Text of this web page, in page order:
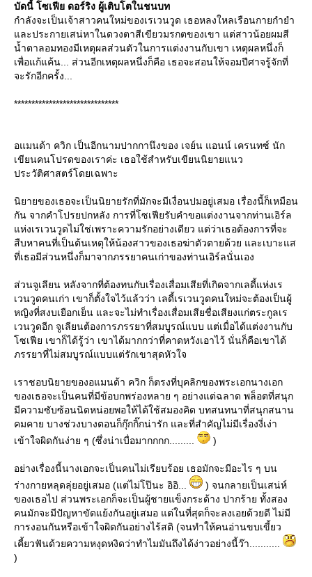
บัดนี้ โซเฟีย ดอร์ริง ผู้เติบโตในชนบท
กำลังจะเป็นเจ้าสาวคนใหม่ของเรเวนวูด เธอหลงใหลเรือนกายกำยำ
ละประกายเสน่หาในดวงตาสีเขียวมรกตของเขา แต่สาวน้อยผมสี
น้ำตาลอมทองมีเหตุผลส่วนตัวในการแต่งงานกับเขา เหตุผลหนึ่งก็
เพื่อแก้แค้น... ส่วนอีกเหตุผลหนึ่งก็คือ เธอจะสอนให้จอมปีศาจรู้จักที่
จะรักอีกครั้ง...
******************************
อแมนด้า ควิก เป็นอีกนามปากกานึงของ เจย์น แอนน์ เครนทซ์ นัก
เขียนคนโปรดของเราค่ะ เธอใช้สำหรับเขียนนิยายแนว
ประวัติศาสตร์โดยเฉพาะ
นิยายของเธอจะเป็นนิยายรักที่มักจะมีเงื่อนปมอยู่เสมอ เรื่องนี้ก็เหมือน
กัน จากคำโปรยปกหลัง การที่โซเฟียรับคำขอแต่งงานจากท่านเอิร์ล
ห่งเรเวนวูดไม่ใช่เพราะความรักอย่างเดียว แต่ว่าเธอต้องการที่จะ
สืบหาคนที่เป็นต้นเหตุให้น้องสาวของเธอฆ่าตัวตายด้วย และเบาะแส
ที่เธอมีส่วนหนึ่งก็มาจากภรรยาคนเก่าของท่านเอิร์ลนั่นเอง
ส่วนจูเลียน หลังจากที่ต้องทนกับเรื่องเสื่อมเสียที่เกิดจากเลดี้แห่งเร
เวนวูดคนเก่า เขาก็ตั้งใจไว้แล้วว่า เลดี้เรเวนวูดคนใหม่จะต้องเป็นผู้
หญิงที่สงบเยือกเย็น และจะไม่ทำเรื่องเสื่อมเสียชื่อเสียงแก่ตระกูลเร
เวนวูดอีก จูเลียนต้องการภรรยาที่สมบูรณ์แบบ แต่เมื่อได้แต่งงานกับ
ซเฟีย เขาก็ได้รู้ว่า เขาได้มากกว่าที่คาดหวังเอาไว้ นั่นก็คือเขาได้
ภรรยาที่ไม่สมบูรณ์แบบแต่รักเขาสุดหัวใจ
เราชอบนิยายของอแมนด้า ควิก ก็ตรงที่บุคลิกของพระเอกนางเอก
ของเธอจะเป็นคนที่มีข้อบกพร่องหลาย ๆ อย่างแต่ฉลาด พล็อตที่สนุก
มีความซับซ้อนนิดหน่อยพอให้ได้ใช้สมองคิด บทสนทนาที่สนุกสนาน
คมคาย บางช่วงบางตอนก็กุ๊กกิ๊กน่ารัก และที่สำคัญไม่มีเรื่องงี่เง่า
เข้าใจผิดกันง่าย ๆ (ซึ่งน่าเบื่อมากกกก.........
)
อย่างเรื่องนี้นางเอกจะเป็นคนไม่เรียบร้อย เธอมักจะมีอะไร ๆ บน
ร่างกายหลุดลุ่ยอยู่เสมอ (แต่ไม่โป๊นะ อิอิ...
) จนกลายเป็นเสน่ห์
ของเธอไป ส่วนพระเอกก็จะเป็นผู้ชายแข็งกระด้าง ปากร้าย ทั้งสอง
คนมักจะมีปัญหาขัดแย้งกันอยู่เสมอ แต่ในที่สุดก็จะลงเอยด้วยดี ไม่มี
การงอนกันหรือเข้าใจผิดกันอย่างไร้สติ (จนทำให้คนอ่านขบเขี้ยว
เคี้ยวฟันด้วยความหงุดหงิดว่าทำไมมันถึงได้ง่าวอย่างนี้ว๊า...........
)